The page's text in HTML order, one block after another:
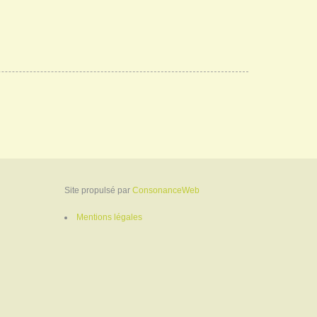
Site propulsé par ConsonanceWeb
Mentions légales